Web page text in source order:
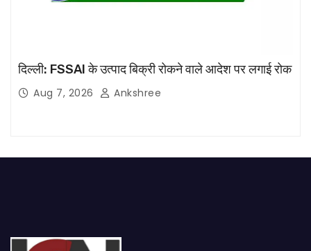
दिल्ली: FSSAI के उत्पाद बिक्री रोकने वाले आदेश पर लगाई रोक
Aug 7, 2026 Ankshree